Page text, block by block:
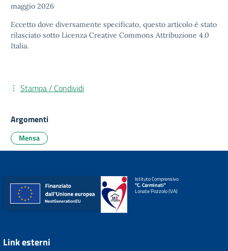
maggio 2026
Eccetto dove diversamente specificato, questo articolo è stato
rilasciato sotto Licenza Creative Commons Attribuzione 4.0
Italia.
Stampa / Condividi
Argomenti
Mensa
Istituto Comprensivo
"C. Carminati"
Lonate Pozzolo (VA)
Link esterni